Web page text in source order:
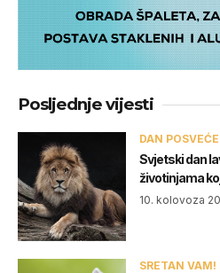
Posljednje vijesti
DAN
Svjetski dan
životinjama
10. kolovoza
SRETAN VAM!